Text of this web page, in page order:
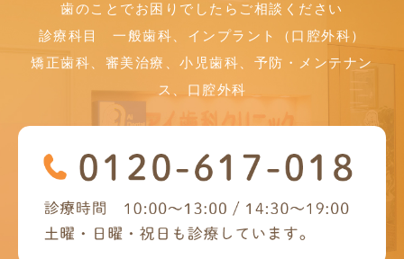
歯のことでお困りでしたら ご相談ください
診療科目 一般歯科、インプラント（口腔外科）
矯正歯科、審美治療、小児歯科、予防・メンテナン
ス、口腔外科